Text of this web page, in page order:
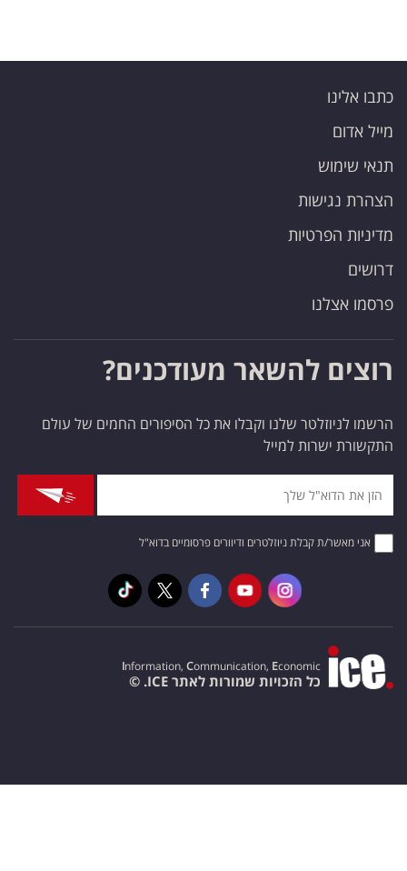
כתבו אלינו
מייל אדום
תנאי שימוש
הצהרת נגישות
מדיניות הפרטיות
דרושים
פרסמו אצלנו
רוצים להשאר מעודכנים?
הרשמו לניוזלטר שלנו וקבלו את כל הסיפורים החמים של עולם
התקשורת ישרות למייל
אני מאשר/ת קבלת ניוזלטרים ודיוורים פרסומיים בדוא"ל
Information, Communication, Economic
כל הזכויות שמורות לאתר ICE. ©